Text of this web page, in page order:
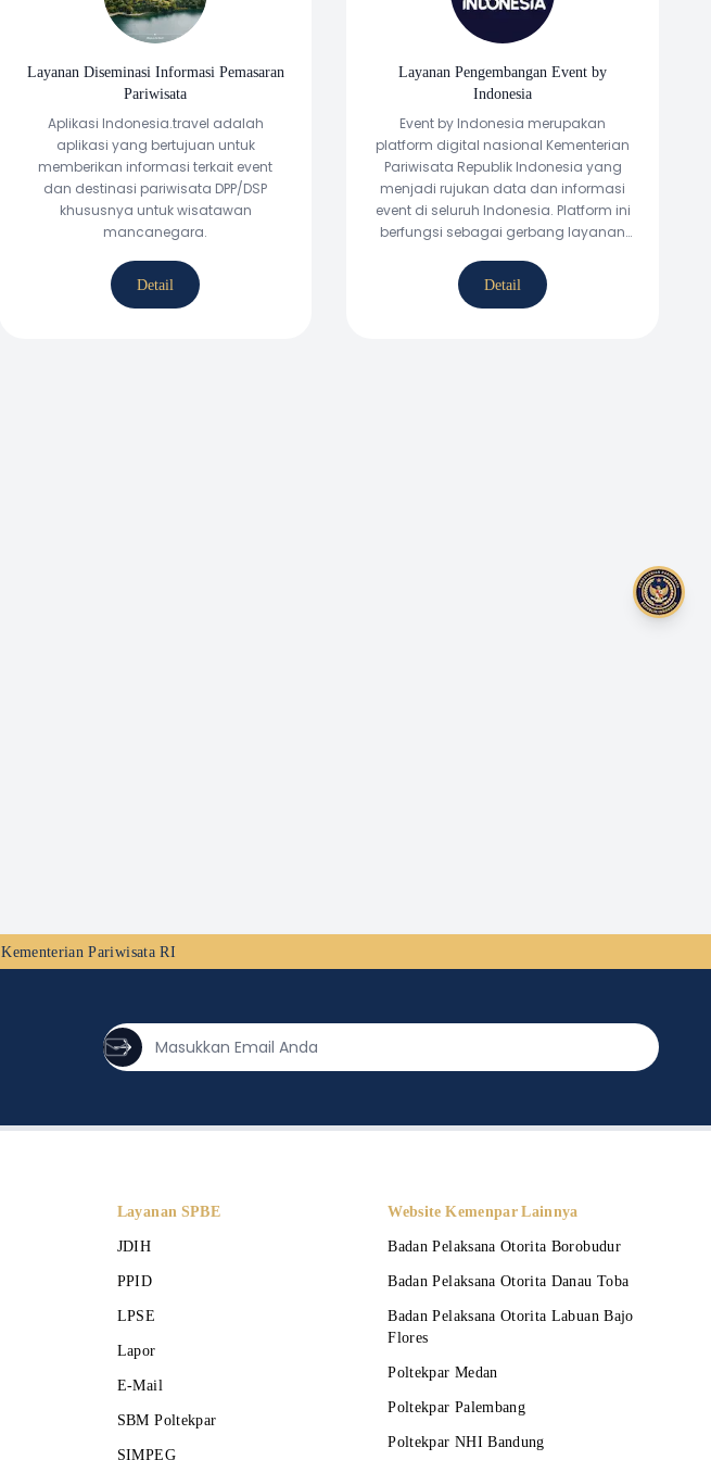
Layanan Diseminasi Informasi Pemasaran
Pariwisata
Aplikasi Indonesia.travel adalah
aplikasi yang bertujuan untuk
memberikan informasi terkait event
dan destinasi pariwisata DPP/DSP
khususnya untuk wisatawan
mancanegara.
Detail
Layanan Pengembangan Event by
Indonesia
Event by Indonesia merupakan
platform digital nasional Kementerian
Pariwisata Republik Indonesia yang
menjadi rujukan data dan informasi
event di seluruh Indonesia. Platform ini
berfungsi sebagai gerbang layanan
penyelenggaraan event di lingkup
daerah, nasional, maupun
Detail
Kementerian Pariwisata RI
Layanan SPBE
JDIH
PPID
LPSE
Lapor
E-Mail
SBM Poltekpar
SIMPEG
Website Kemenpar Lainnya
Badan Pelaksana Otorita Borobudur
Badan Pelaksana Otorita Danau Toba
Badan Pelaksana Otorita Labuan Bajo
Flores
Poltekpar Medan
Poltekpar Palembang
Poltekpar NHI Bandung